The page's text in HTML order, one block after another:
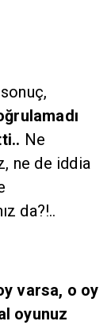
Ne
ne de iddia
da?!..
varsa, o oy
oyunuz